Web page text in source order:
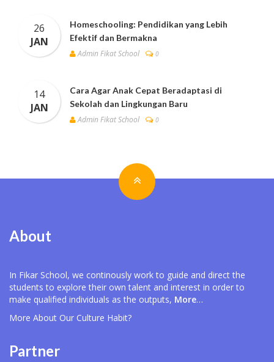
26
JAN
Homeschooling: Pendidikan yang Lebih
Efektif dan Bermakna
Admin Fikat School
0
14
JAN
Cara Agar Anak Cepat Beradaptasi di
Sekolah dan Lingkungan Baru
Admin Fikat School
0
About
In Fikar School, we continously work to guide and direct the
students to explore their own talent and interest in order to
make qualified individuals as the outputs, More…
More About Our Culture Habit?
Partner